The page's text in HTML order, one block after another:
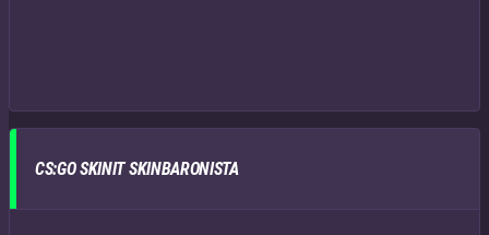
CS:GO SKINIT SKINBARONISTA